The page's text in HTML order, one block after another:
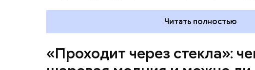
Читать полностью
«Проходит через стекла»: